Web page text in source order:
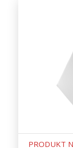
PRODUKT